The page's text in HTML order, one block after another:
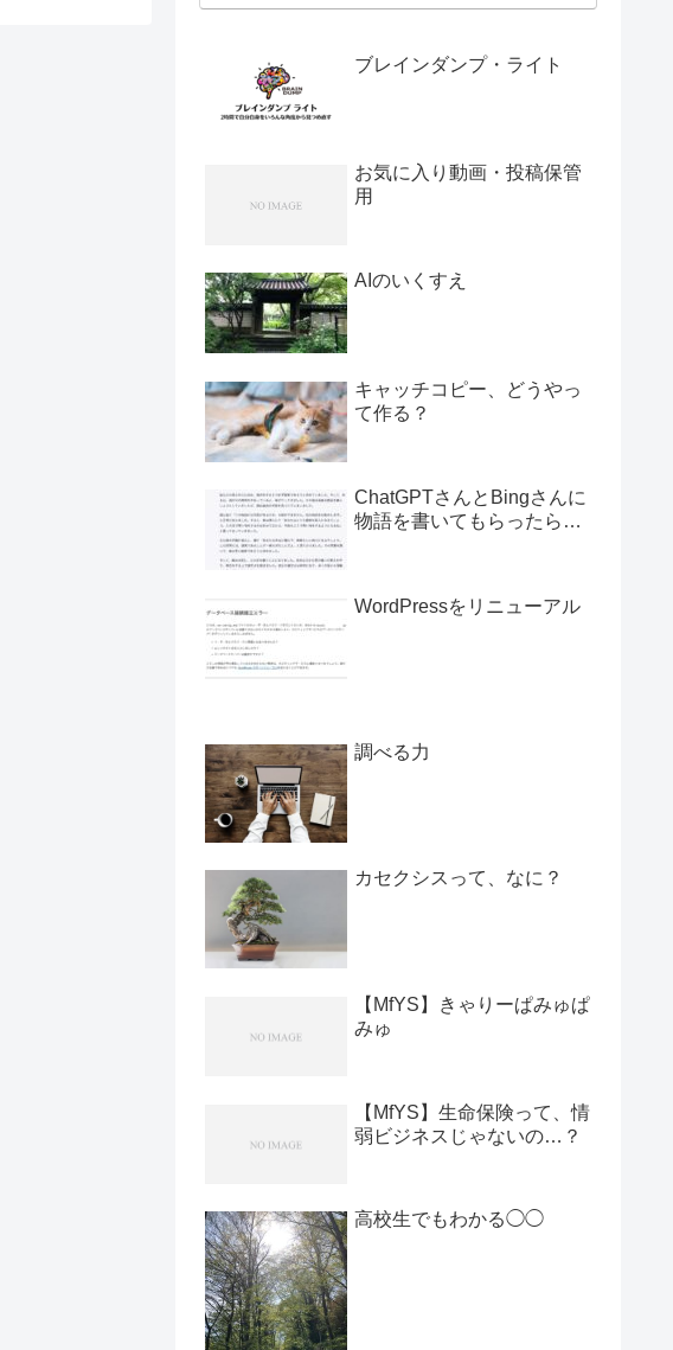
ブレインダンプ・ライト
お気に入り動画・投稿保管
用
AIのいくすえ
キャッチコピー、どうやっ
て作る？
ChatGPTさんとBingさんに
物語を書いてもらったら…
WordPressをリニューアル
調べる力
カセクシスって、なに？
【MfYS】きゃりーぱみゅぱ
みゅ
【MfYS】生命保険って、情
弱ビジネスじゃないの…？
高校生でもわかる◯◯